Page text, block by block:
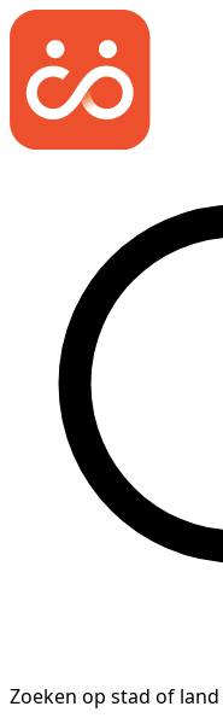
Zoeken op stad of land